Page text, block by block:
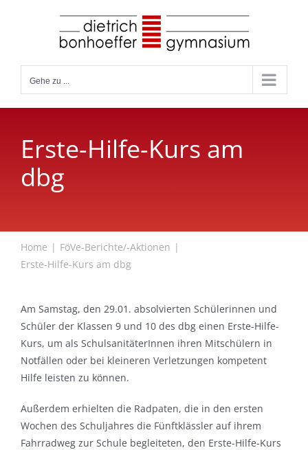
Gehe zu ...
Erste-Hilfe-Kurs am
dbg
Home
FöVe-Berichte/-Aktionen
Erste-Hilfe-Kurs am dbg
Am Samstag, den 29.01. absolvierten Schülerinnen und
Schüler der Klassen 9 und 10 des dbg einen Erste-Hilfe-
Kurs, um als SchulsanitäterInnen ihren Mitschülern in
Notfällen oder bei kleineren Verletzungen kompetent
Hilfe leisten zu können.
Außerdem erhielten die Radpaten, die in den ersten
Wochen des Schuljahres die Fünftklässler auf ihrem
Fahrradweg zur Schule begleiteten, den Erste-Hilfe-Kurs